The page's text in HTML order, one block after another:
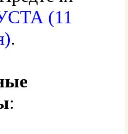
(11
.
: